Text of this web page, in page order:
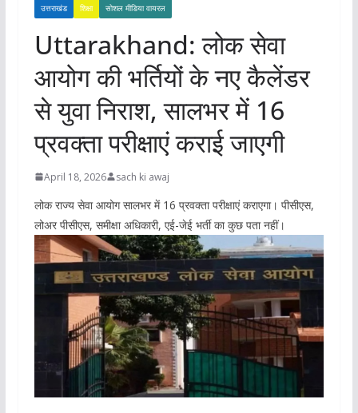
उत्तराखंड शिक्षा सोशल मीडिया वायरल
Uttarakhand: लोक सेवा
आयोग की भर्तियों के नए कैलेंडर
से युवा निराश, सालभर में 16
प्रवक्ता परीक्षाएं कराई जाएगी
April 18, 2026 sach ki awaj
लोक राज्य सेवा आयोग सालभर में 16 प्रवक्ता परीक्षाएं कराएगा। पीसीएस,
लोअर पीसीएस, समीक्षा अधिकारी, एई-जेई भर्ती का कुछ पता नहीं।